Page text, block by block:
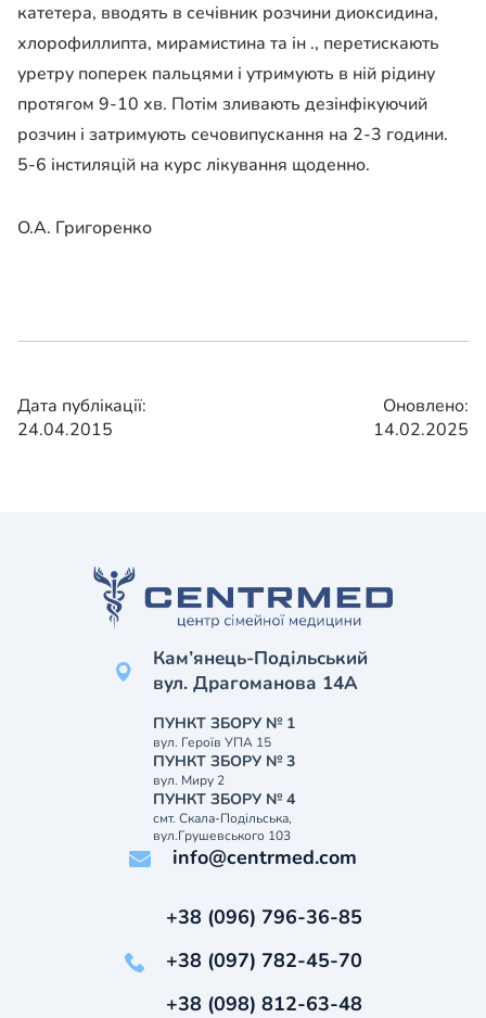
катетера, вводять в сечівник розчини диоксидина,
хлорофиллипта, мирамистина та ін ., перетискають
уретру поперек пальцями і утримують в ній рідину
протягом 9-10 хв. Потім зливають дезінфікуючий
розчин і затримують сечовипускання на 2-3 години.
5-6 інстиляцій на курс лікування щоденно.
О.А. Григоренко
Дата публікації:
24.04.2015
Оновлено:
14.02.2025
Кам’янець-Подільський
вул. Драгоманова 14А
ПУНКТ ЗБОРУ № 1
вул. Героїв УПА 15
ПУНКТ ЗБОРУ № 3
вул. Миру 2
ПУНКТ ЗБОРУ № 4
смт. Скала-Подільська,
вул.Грушевського 103
info@centrmed.com
+38 (096) 796-36-85
+38 (097) 782-45-70
+38 (098) 812-63-48